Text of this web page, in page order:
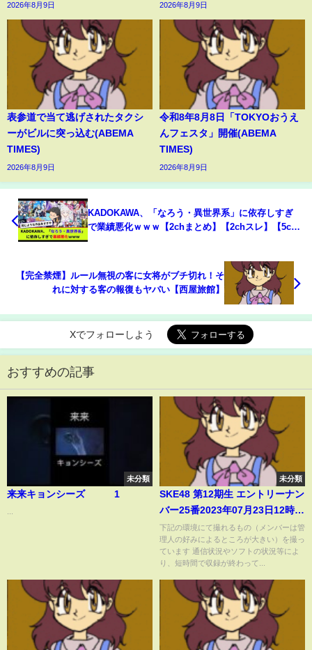
2026年8月9日 2026年8月9日
表参道で当て逃げされたタクシ
ーがビルに突っ込む(ABEMA
TIMES)
2026年8月9日
令和8年8月8日「TOKYOおうえ
んフェスタ」開催(ABEMA
TIMES)
2026年8月9日
KADOKAWA、「なろう・異世界系」に依存しすぎ
で業績悪化ｗｗｗ【2chまとめ】【2chスレ】【5ch
【完全禁煙】ルール無視の客に女将がブチ切れ！そ
れに対する客の報復もヤバい【西屋旅館】
Xでフォローしよう
おすすめの記事
未分類
来来キョンシーズ 1
未分類
SKE48 第12期生 エントリーナン
バー25番2023年07月23日12時
04分28秒 ske48 12th 25
下記の環境にて撮れるもの（メンバーは管
理人の好みによるところが大きい）を撮っ
ています 通信状況やソフトの状況等によ
り、短時間で収録が終わって...